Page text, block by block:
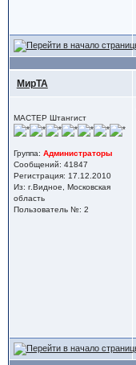
МирТА
МАСТЕР Штангист
Группа: Администраторы
Сообщений: 41847
Регистрация: 17.12.2010
Из: г.Видное, Московская
область
Пользователь №: 2